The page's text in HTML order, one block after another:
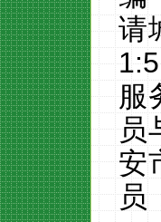
请
1:5
服
员
安
员